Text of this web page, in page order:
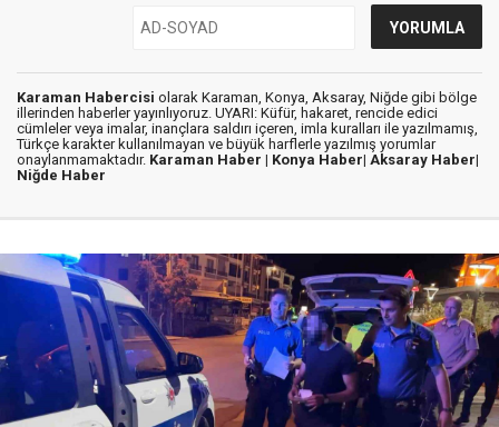
Karaman Habercisi olarak Karaman, Konya, Aksaray, Niğde gibi bölge
illerinden haberler yayınlıyoruz. UYARI: Küfür, hakaret, rencide edici
cümleler veya imalar, inançlara saldırı içeren, imla kuralları ile yazılmamış,
Türkçe karakter kullanılmayan ve büyük harflerle yazılmış yorumlar
onaylanmamaktadır. Karaman Haber | Konya Haber| Aksaray Haber|
Niğde Haber